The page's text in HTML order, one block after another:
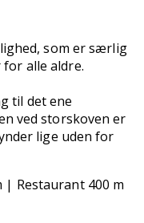
som er særlig
alle aldre.
til det ene
ved storskoven er
lige uden for
| Restaurant 400 m